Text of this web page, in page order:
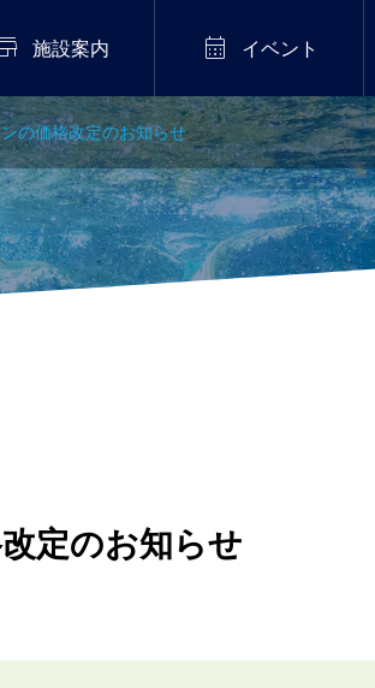
施設案内  イベント
の価格改定のお知らせ
定のお知らせ